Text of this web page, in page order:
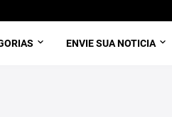
ENVIE SUA NOTICIA